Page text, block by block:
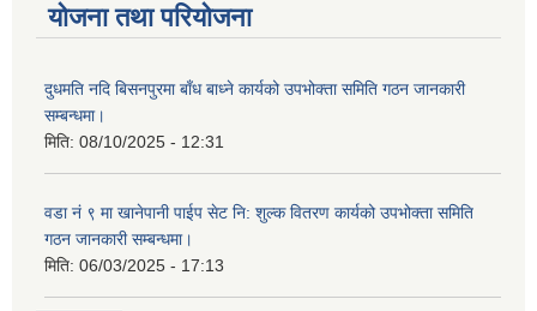
योजना तथा परियोजना
दुधमति नदि बिसनपुरमा बाँध बाध्ने कार्यको उपभोक्ता समिति गठन जानकारी
सम्बन्धमा।
मिति: 08/10/2025 - 12:31
वडा नं ९ मा खानेपानी पाईप सेट नि: शुल्क वितरण कार्यको उपभोक्ता समिति
गठन जानकारी सम्बन्धमा।
मिति: 06/03/2025 - 17:13